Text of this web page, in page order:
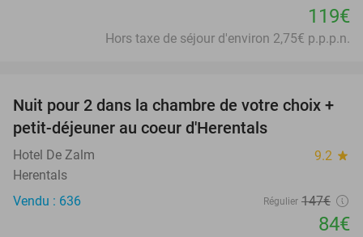
119€
Hors taxe de séjour d'environ 2,75€ p.p.p.n.
43%
Nuit pour 2 dans la chambre de votre choix +
petit-déjeuner au coeur d'Herentals
Hotel De Zalm 9.2 star
Herentals
Vendu : 636
Régulier 147€
84€